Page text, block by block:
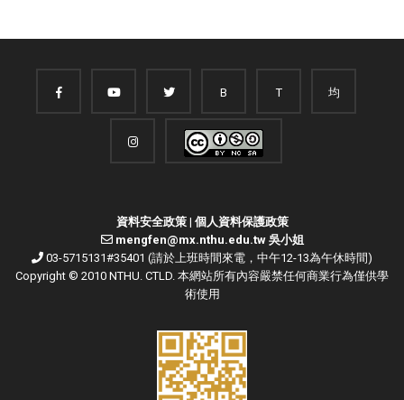
B T 均
資料安全政策| 個人資料保護政策
mengfen@mx.nthu.edu.tw 吳小姐
03-5715131#35401 (請於上班時間來電，中午12-13為午休時間)
Copyright © 2010 NTHU. CTLD. 本網站所有內容嚴禁任何商業行為僅供學
術使用